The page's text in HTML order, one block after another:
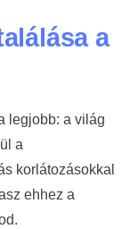
a
legjobb: a világ
a
korlátozásokkal
ehhez a